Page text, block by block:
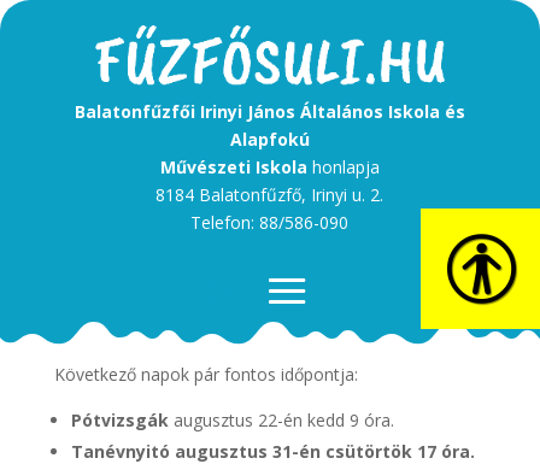
Balatonfűzfői Irinyi János Általános Iskola és
Alapfokú
Művészeti Iskola honlapja
8184 Balatonfűzfő, Irinyi u. 2.
Telefon: 88/586-090
Tisztelt Szülők!
Következő napok pár fontos időpontja:
Pótvizsgákaugusztus 22-én kedd 9 óra.
Tanévnyitó augusztus 31-én csütörtök 17 óra.